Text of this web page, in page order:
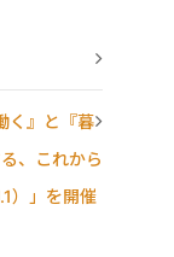
く』と『暮
、これから
）」を開催